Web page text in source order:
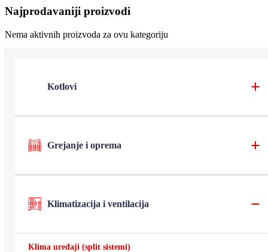
Najprodavaniji proizvodi
Nema aktivnih proizvoda za ovu kategoriju
Kotlovi
Grejanje i oprema
Klimatizacija i ventilacija
Klima uređaji (split sistemi)